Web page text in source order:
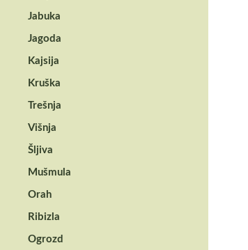
Jabuka
Jagoda
Kajsija
Kruška
Trešnja
Višnja
Šljiva
Mušmula
Orah
Ribizla
Ogrozd